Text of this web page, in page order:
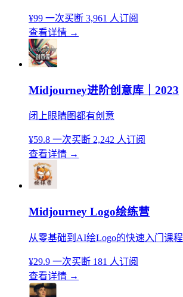
¥99 一次买断 3,961 人订阅
查看详情 →
Midjourney进阶创意库｜2023
闭上眼睛图都有创意
¥59.8 一次买断 2,242 人订阅
查看详情 →
Midjourney Logo绘练营
从零基础到AI绘Logo的快速入门课程
¥29.9 一次买断 181 人订阅
查看详情 →